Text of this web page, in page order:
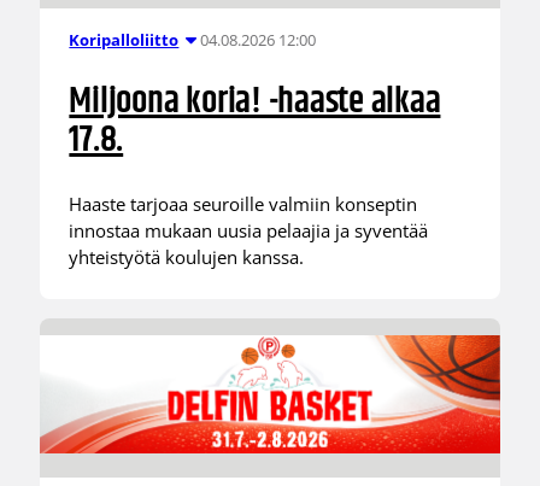
Koripalloliitto 04.08.2026 12:00
Miljoona koria! -haaste alkaa
17.8.
Haaste tarjoaa seuroille valmiin konseptin
innostaa mukaan uusia pelaajia ja syventää
yhteistyötä koulujen kanssa.